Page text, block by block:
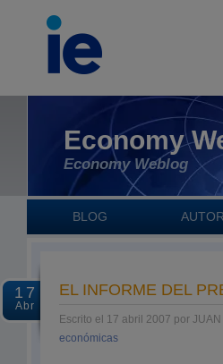
Economy
Economy Weblog
BLOG
17
Abr
EL INFORME DEL
Escrito el 17 abril 2007 por
económicas